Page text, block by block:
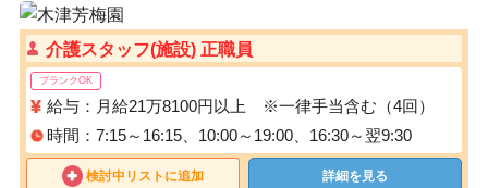
介護スタッフ(施設) 正職員
ブランクOK
給与：月給21万8100円以上 ※一律手当含む（4回）
時間：7:15～16:15、10:00～19:00、16:30～翌9:30
検討中リストに追加 詳細を見る